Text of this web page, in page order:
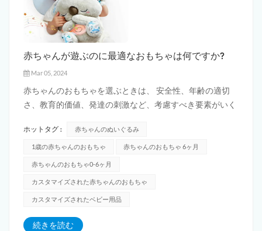
赤ちゃんが遊ぶのに最適なおもちゃは何ですか?
Mar 05, 2024
赤ちゃんのおもちゃを選ぶときは、 安全性、年齢の適切
さ、教育的価値、発達の刺激など、考慮すべき要素がいく
おもちゃの種類: 1.ベビーフィットネス機器：ベビーフィ
ットネスフレーム、ロッキングチェアなど、これらのおも
ちゃは、赤ちゃんが筋肉を運動し、...
ホットタグ : 赤ちゃんのぬいぐるみ
1歳の赤ちゃんのおもちゃ 赤ちゃんのおもちゃ 6ヶ月
赤ちゃんのおもちゃ0-6ヶ月
カスタマイズされた赤ちゃんのおもちゃ
カスタマイズされたベビー用品
続きを読む